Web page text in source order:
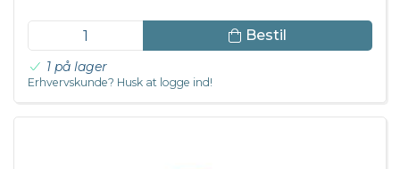
Bestil
1 på lager
Erhvervskunde? Husk at logge ind!